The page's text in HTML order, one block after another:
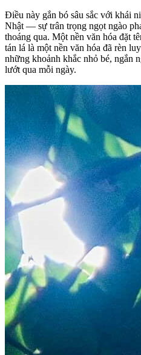
Điều này gắn bó sâu sắc với khái
Nhật — sự trân trọng ngọt ngào
thoáng qua. Một nền văn hóa đặt
tán lá là một nền văn hóa đã rèn
những khoảnh khắc nhỏ bé, ngắn
lướt qua mỗi ngày.